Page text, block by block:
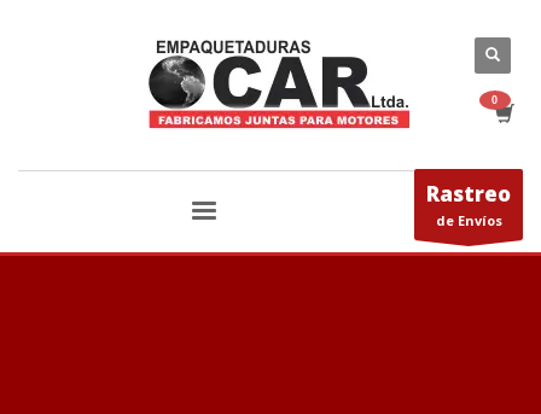
Rastreo
de Envíos